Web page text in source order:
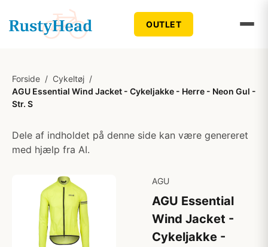
OUTLET
Forside / Cykeltøj /
AGU Essential Wind Jacket - Cykeljakke - Herre - Neon Gul -
Str. S
Dele af indholdet på denne side kan være genereret
med hjælp fra AI.
AGU
AGU Essential
Wind Jacket -
Cykeljakke -